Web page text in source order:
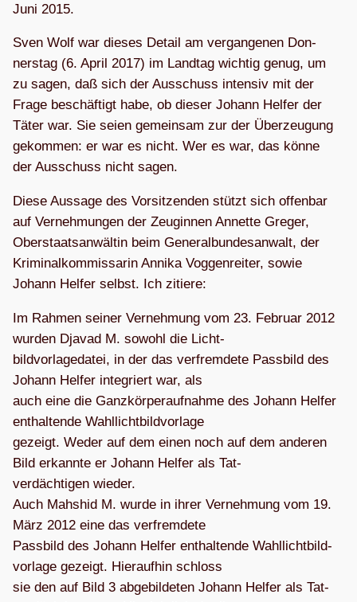
Juni 2015.
Sven Wolf war die­ses Detail am ver­gan­ge­nen Don­
ners­tag (6. April 2017) im Land­tag wich­tig genug, um
zu sagen, daß sich der Aus­schuss inten­siv mit der
Frage beschäf­tigt habe, ob die­ser Johann Hel­fer der
Täter war. Sie seien gemein­sam zur der Über­zeu­gung
gekom­men: er war es nicht. Wer es war, das könne
der Aus­schuss nicht sagen.
Diese Aus­sage des Vor­sit­zen­den stützt sich offen­bar
auf Ver­neh­mun­gen der Zeu­gin­nen Annette Gre­ger,
Ober­staats­an­wäl­tin beim Gene­ral­bun­des­an­walt, der
Kri­mi­nal­kom­mis­sa­rin Annika Vog­gen­rei­ter, sowie
Johann Hel­fer selbst. Ich zitiere:
Im Rah­men sei­ner Ver­neh­mung vom 23. Februar 2012
wur­den Dja­vad M. sowohl die Licht-
bild­vor­la­ge­da­tei, in der das ver­frem­dete Pass­bild des
Johann Hel­fer inte­griert war, als
auch eine die Ganz­kör­per­auf­nahme des Johann Hel­fer
ent­hal­tende Wahl­licht­bild­vor­lage
gezeigt. Weder auf dem einen noch auf dem ande­ren
Bild erkannte er Johann Hel­fer als Tat-
ver­däch­ti­gen wie­der.
Auch Mahs­hid M. wurde in ihrer Ver­neh­mung vom 19.
März 2012 eine das ver­frem­dete
Pass­bild des Johann Hel­fer ent­hal­tende Wahl­licht­bild­
vor­lage gezeigt. Hier­auf­hin schloss
sie den auf Bild 3 abge­bil­de­ten Johann Hel­fer als Tat­